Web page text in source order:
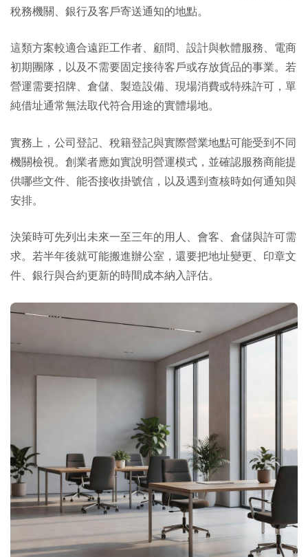
稅務機關、銀行及客戶寄送通知的地點。
這類方案較適合遠距工作者、顧問、設計與軟體服務、電商
初期團隊，以及不需要固定接待客戶或存放貨品的事業。若
營運需要招牌、倉儲、製造設備、現場消費或特殊許可，單
純借址通常無法取代符合用途的實體場地。
實務上，公司登記、稅籍登記與實際營業地點可能受到不同
機關檢視。創業者應如實說明營運模式，並確認服務商能提
供哪些文件、能否接收掛號信，以及遇到查核時如何通知與
安排。
決策時可先列出未來一至三年的用人、會客、倉儲與許可需
求。若半年後就可能搬進辦公室，還要把地址變更、印章文
件、銀行與合約更新的時間成本納入評估。